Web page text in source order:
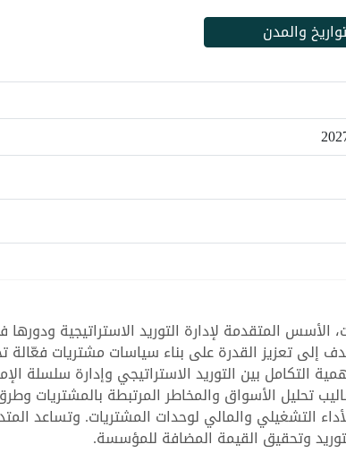
والمدن
الأسس المتقدمة لإدارة التوريد الاستراتيجية
إلى تعزيز القدرة على بناء سياسات مشتريات فعّالة
التكامل بين التوريد الاستراتيجي وإدارة سلسلة
تحليل الأسواق والمخاطر المرتبطة بالمشتريات
التشغيلي والمالي لوحدات المشتريات. وتساعد
وتحقيق القيمة المضافة للمؤسسة.